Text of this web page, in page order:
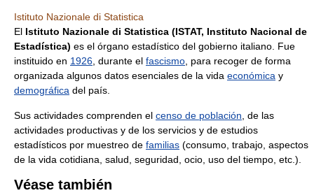
Istituto Nazionale di Statistica
El Istituto Nazionale di Statistica (ISTAT, Instituto Nacional de
Estadística) es el órgano estadístico del gobierno italiano. Fue
instituido en 1926 , durante el fascismo , para recoger de forma
organizada algunos datos esenciales de la vida económica y
demográfica del país.
Sus actividades comprenden el censo de población , de las
actividades productivas y de los servicios y de estudios
estadísticos por muestreo de familias (consumo, trabajo, aspectos
de la vida cotidiana, salud, seguridad, ocio, uso del tiempo, etc.).
Véase también